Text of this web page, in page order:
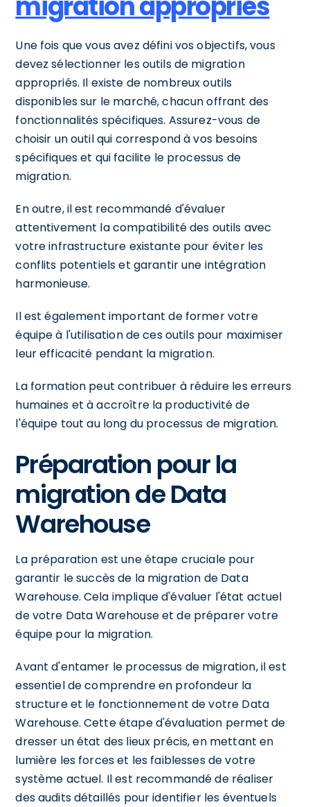
Une fois que vous avez défini vos objectifs, vous
devez sélectionner les outils de migration
appropriés. Il existe de nombreux outils
disponibles sur le marché, chacun offrant des
fonctionnalités spécifiques. Assurez-vous de
choisir un outil qui correspond à vos besoins
spécifiques et qui facilite le processus de
migration.
En outre, il est recommandé d'évaluer
attentivement la compatibilité des outils avec
votre infrastructure existante pour éviter les
conflits potentiels et garantir une intégration
harmonieuse.
Il est également important de former votre
équipe à l'utilisation de ces outils pour maximiser
leur efficacité pendant la migration.
La formation peut contribuer à réduire les erreurs
humaines et à accroître la productivité de
l'équipe tout au long du processus de migration.
Préparation pour la
migration de Data
Warehouse
La préparation est une étape cruciale pour
garantir le succès de la migration de Data
Warehouse. Cela implique d'évaluer l'état actuel
de votre Data Warehouse et de préparer votre
équipe pour la migration.
Avant d'entamer le processus de migration, il est
essentiel de comprendre en profondeur la
structure et le fonctionnement de votre Data
Warehouse. Cette étape d'évaluation permet de
dresser un état des lieux précis, en mettant en
lumière les forces et les faiblesses de votre
système actuel. Il est recommandé de réaliser
des audits détaillés pour identifier les éventuels